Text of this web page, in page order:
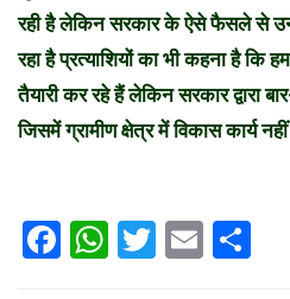
रही है लेकिन सरकार के ऐसे फैसले से
रहा है प्रत्याशियों का भी कहना है
तैयारी कर रहे हैं लेकिन सरकार द्वारा
जिसमें ग्रामीण क्षेत्र में विकास कार्य नहीं
Facebook
WhatsApp
Twitter
Email